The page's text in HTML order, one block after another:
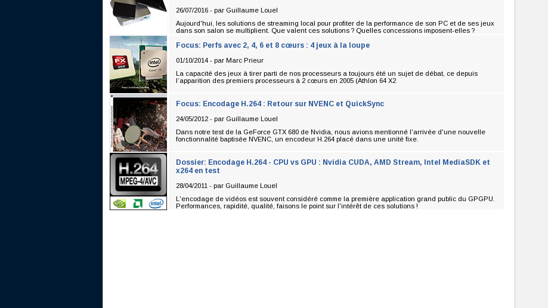
26/07/2016 - par Guillaume Louel
Aujourd'hui, les solutions de streaming local pour profiter de la performance de son PC et de ses jeux
dans son salon se multiplient. Que valent ces solutions ? Quelles concessions imposent-elles ?
Focus: Perfs avec 2, 4, 6 et 8 cœurs : 4 jeux à la loupe
01/10/2014 - par Marc Prieur
La capacité des jeux à tirer parti de nos processeurs a toujours été un sujet de débat, ce depuis
l’apparition des premiers processeurs à 2 cœurs en 2005 (Athlon 64 X2
Focus: Encodage H.264 : Retour sur NVENC et QuickSync
24/05/2012 - par Guillaume Louel
Dans notre test de la GeForce GTX 680 de Nvidia, nous avions mentionné l'arrivée d'une nouvelle
fonctionnalité baptisée NVENC, un encodeur H.264 placé dans une unité fixe.
Dossier: Encodage H.264 - CPU vs GPU : Nvidia CUDA, AMD Stream, Intel MediaSDK et
x264 en test
28/04/2011 - par Guillaume Louel
L'encodage de vidéos est souvent considéré comme la première application grand public du GPGPU.
Performances, rapidité, qualité, faisons le point sur l'intérêt de ces solutions !